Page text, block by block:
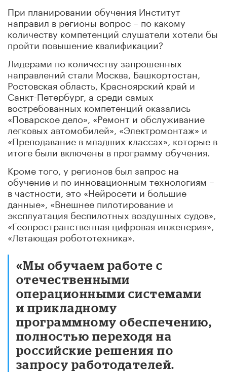
При планировании обучения Институт
направил в регионы вопрос – по какому
количеству компетенций слушатели хотели бы
пройти повышение квалификации?
Лидерами по количеству запрошенных
направлений стали Москва, Башкортостан,
Ростовская область, Красноярский край и
Санкт-Петербург, а среди самых
востребованных компетенций оказались
«Поварское дело», «Ремонт и обслуживание
легковых автомобилей», «Электромонтаж» и
«Преподавание в младших классах», которые в
итоге были включены в программу обучения.
Кроме того, у регионов был запрос на
обучение и по инновационным технологиям –
в частности, это «Нейросети и большие
данные», «Внешнее пилотирование и
эксплуатация беспилотных воздушных судов»,
«Геопространственная цифровая инженерия»,
«Летающая робототехника».
«Мы обучаем работе с
отечественными
операционными системами
и прикладному
программному обеспечению,
полностью переходя на
российские решения по
запросу работодателей.